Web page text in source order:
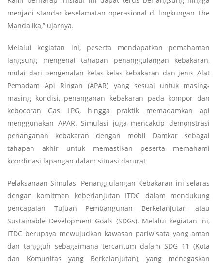
menjadi standar keselamatan operasional di lingkungan The
Mandalika,” ujarnya.
Melalui kegiatan ini, peserta mendapatkan pemahaman
langsung mengenai tahapan penanggulangan kebakaran,
mulai dari pengenalan kelas-kelas kebakaran dan jenis Alat
Pemadam Api Ringan (APAR) yang sesuai untuk masing-
masing kondisi, penanganan kebakaran pada kompor dan
kebocoran Gas LPG, hingga praktik memadamkan api
menggunakan APAR. Simulasi juga mencakup demonstrasi
penanganan kebakaran dengan mobil Damkar sebagai
tahapan akhir untuk memastikan peserta memahami
koordinasi lapangan dalam situasi darurat.
Pelaksanaan Simulasi Penanggulangan Kebakaran ini selaras
dengan komitmen keberlanjutan ITDC dalam mendukung
pencapaian Tujuan Pembangunan Berkelanjutan atau
Sustainable Development Goals (SDGs). Melalui kegiatan ini,
ITDC berupaya mewujudkan kawasan pariwisata yang aman
dan tangguh sebagaimana tercantum dalam SDG 11 (Kota
dan Komunitas yang Berkelanjutan), yang menegaskan